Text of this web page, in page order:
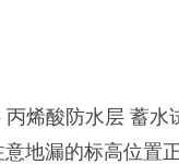
酸防水层 蓄水
地漏的标高位置正